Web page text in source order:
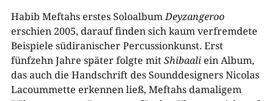
Habib Meftahs erstes SoloalbumDeyzangeroo
erschien 2005, darauf finden sich kaum verfremdete
Beispiele südiranischer Percussionkunst. Erst
fünfzehn Jahre später folgte mitShibaaliein Album,
das auch die Handschrift des Sounddesigners Nicolas
Lacoummette erkennen ließ, Meftahs damaligem